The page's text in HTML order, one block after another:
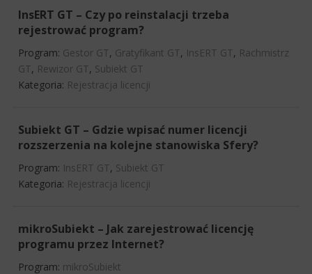
InsERT GT – Czy po reinstalacji trzeba
rejestrować program?
Program: Gestor GT, Gratyfikant GT, InsERT GT, Rachmistrz
GT, Rewizor GT, Subiekt GT
Kategoria: Rejestracja licencji
Subiekt GT – Gdzie wpisać numer licencji
rozszerzenia na kolejne stanowiska Sfery?
Program: InsERT GT, Subiekt GT
Kategoria: Rejestracja licencji
mikroSubiekt – Jak zarejestrować licencję
programu przez Internet?
Program: mikroSubiekt